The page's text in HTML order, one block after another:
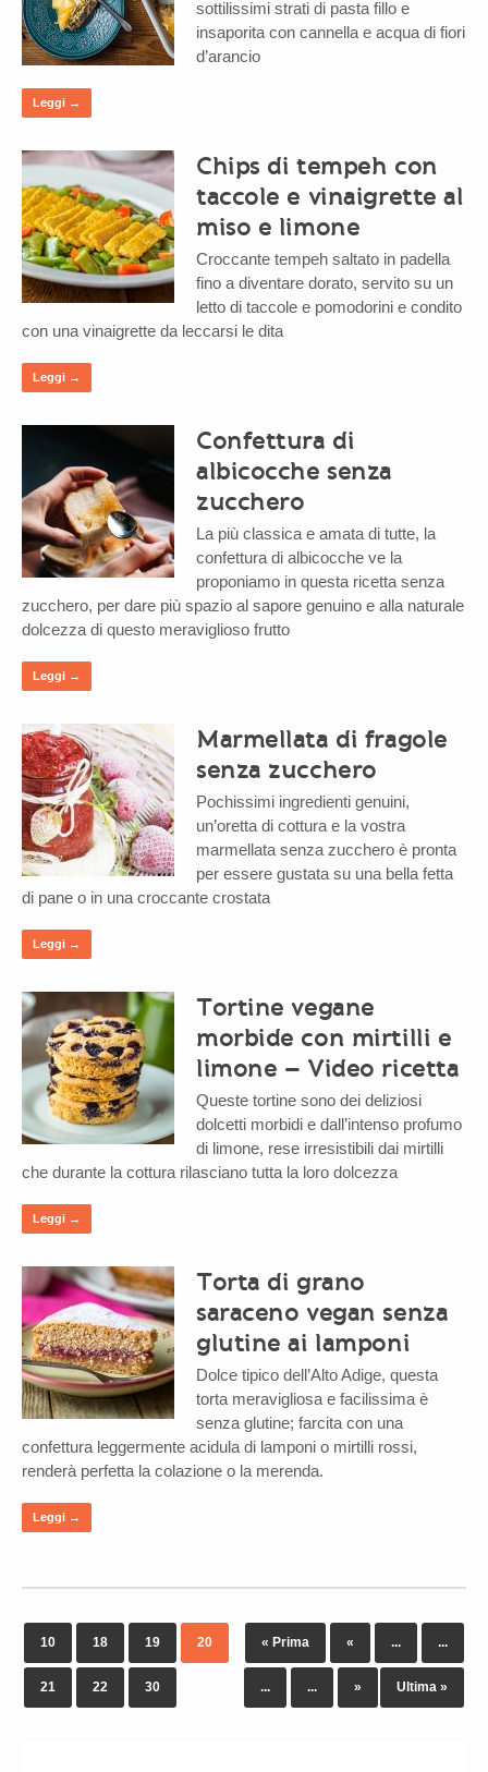
sottilissimi strati di pasta fillo e
insaporita con cannella e acqua di fiori
d’arancio
Leggi →
Chips di tempeh con
taccole e vinaigrette al
miso e limone
Croccante tempeh saltato in padella
fino a diventare dorato, servito su un
letto di taccole e pomodorini e condito
con una vinaigrette da leccarsi le dita
Leggi →
Confettura di
albicocche senza
zucchero
La più classica e amata di tutte, la
confettura di albicocche ve la
proponiamo in questa ricetta senza
zucchero, per dare più spazio al sapore genuino e alla naturale
dolcezza di questo meraviglioso frutto
Leggi →
Marmellata di fragole
senza zucchero
Pochissimi ingredienti genuini,
un’oretta di cottura e la vostra
marmellata senza zucchero è pronta
per essere gustata su una bella fetta
di pane o in una croccante crostata
Leggi →
Tortine vegane
morbide con mirtilli e
limone – Video ricetta
Queste tortine sono dei deliziosi
dolcetti morbidi e dall’intenso profumo
di limone, rese irresistibili dai mirtilli
che durante la cottura rilasciano tutta la loro dolcezza
Leggi →
Torta di grano
saraceno vegan senza
glutine ai lamponi
Dolce tipico dell’Alto Adige, questa
torta meravigliosa e facilissima è
senza glutine; farcita con una
confettura leggermente acidula di lamponi o mirtilli rossi,
renderà perfetta la colazione o la merenda.
Leggi →
« Prima « ...
10 ...
18 19 20
21 22 ...
30 ... » Ultima »